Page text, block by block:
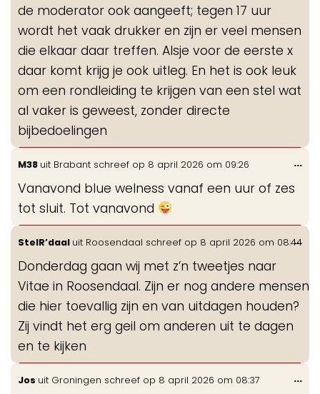
de moderator ook aangeeft; tegen 17 uur
wordt het vaak drukker en zijn er veel mensen
die elkaar daar treffen. Alsje voor de eerste x
daar komt krijg je ook uitleg. En het is ook leuk
om een rondleiding te krijgen van een stel wat
al vaker is geweest, zonder directe
bijbedoelingen
M38 uit Brabant schreef op 8 april 2026 om 09:26
Vanavond blue welness vanaf een uur of zes
tot sluit. Tot vanavond
...
StelR’daal uit Roosendaal schreef op 8 april 2026 om 08:44
Donderdag gaan wij met z’n tweetjes naar
Vitae in Roosendaal. Zijn er nog andere mensen
die hier toevallig zijn en van uitdagen houden?
Zij vindt het erg geil om anderen uit te dagen
en te kijken
...
Jos uit Groningen schreef op 8 april 2026 om 08:37 ...